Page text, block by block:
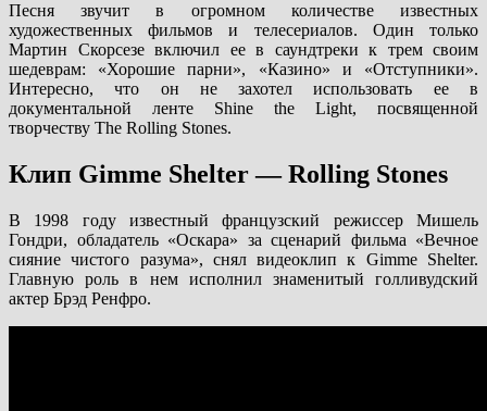
Песня звучит в огромном количестве известных
художественных фильмов и телесериалов. Один только
Мартин Скорсезе включил ее в саундтреки к трем своим
шедеврам: «Хорошие парни», «Казино» и «Отступники».
Интересно, что он не захотел использовать ее в
документальной ленте Shine the Light, посвященной
творчеству The Rolling Stones.
Клип Gimme Shelter — Rolling Stones
В 1998 году известный французский режиссер Мишель
Гондри, обладатель «Оскара» за сценарий фильма «Вечное
сияние чистого разума», снял видеоклип к Gimme Shelter.
Главную роль в нем исполнил знаменитый голливудский
актер Брэд Ренфро.